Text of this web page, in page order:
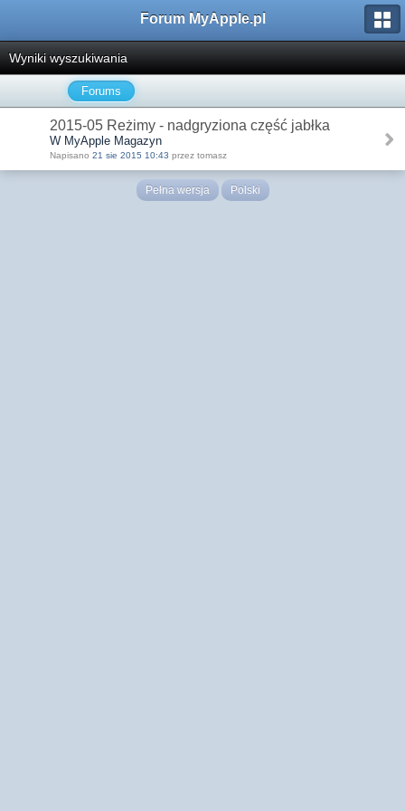
Forum MyApple.pl
Wyniki wyszukiwania
Forums
2015-05 Reżimy - nadgryziona część jabłka
W MyApple Magazyn
Napisano 21 sie 2015 10:43 przez tomasz
Pełna wersja Polski